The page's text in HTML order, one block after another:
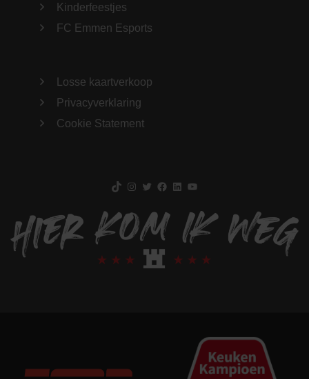
Kinderfeestjes
FC Emmen Esports
Losse kaartverkoop
Privacyverklaring
Cookie Statement